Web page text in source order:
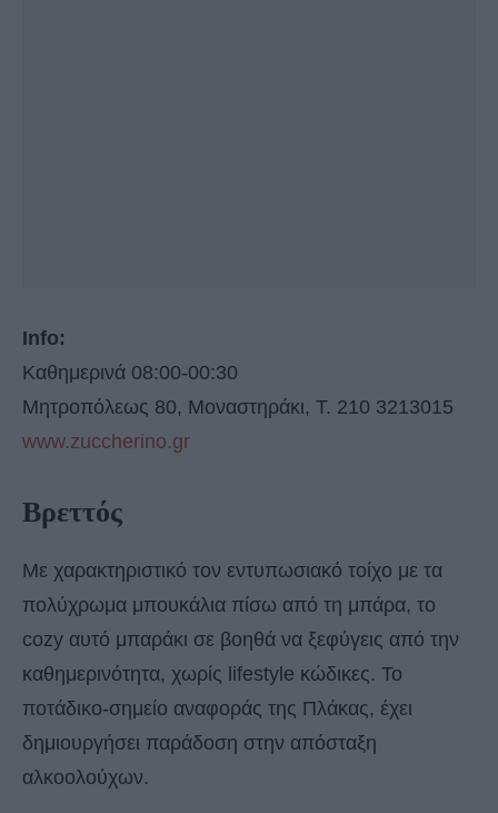
Info:
Καθημερινά 08:00-00:30
Μητροπόλεως 80, Μοναστηράκι, Τ. 210 3213015
www.zuccherino.gr
Βρεττός
Με χαρακτηριστικό τον εντυπωσιακό τοίχο με τα
πολύχρωμα μπουκάλια πίσω από τη μπάρα, το
cozy αυτό μπαράκι σε βοηθά να ξεφύγεις από την
καθημερινότητα, χωρίς lifestyle κώδικες. Το
ποτάδικο-σημείο αναφοράς της Πλάκας, έχει
δημιουργήσει παράδοση στην απόσταξη
αλκοολούχων.